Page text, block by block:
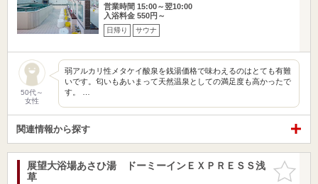
営業時間 15:00～翌10:00
入浴料金 550円～
日帰り サウナ
50代～
女性
弱アルカリ性メタケイ酸泉を銭湯価格で味わえるのはとても有難
いです。匂いもあいまって天然温泉としての満足度も高かったで
す。 …
関連情報から探す
お気に入
りに追加
展望大浴場あさひ湯 ドーミーインＥＸＰＲＥＳＳ浅
草